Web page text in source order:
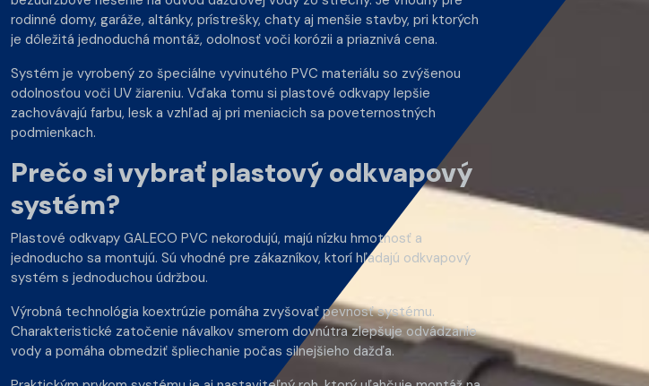
rodinné domy, garáže, altánky, prístrešky, chaty aj menšie stavby, pri ktorých
je dôležitá jednoduchá montáž, odolnosť voči korózii a priaznivá cena.
Systém je vyrobený zo špeciálne vyvinutého PVC materiálu so zvýšenou
odolnosťou voči UV žiareniu. Vďaka tomu si plastové odkvapy lepšie
zachovávajú farbu, lesk a vzhľad aj pri meniacich sa poveternostných
podmienkach.
Prečo si vybrať plastový odkvapový
systém?
Plastové odkvapy GALECO PVC nekorodujú, majú nízku hmotnosť a
jednoducho sa montujú. Sú vhodné pre zákazníkov, ktorí hľadajú odkvapový
systém s jednoduchou údržbou.
Výrobná technológia koextrúzie pomáha zvyšovať pevnosť systému.
Charakteristické zatočenie návalkov smerom dovnútra zlepšuje odvádzanie
vody a pomáha obmedziť špliechanie počas silnejšieho dažďa.